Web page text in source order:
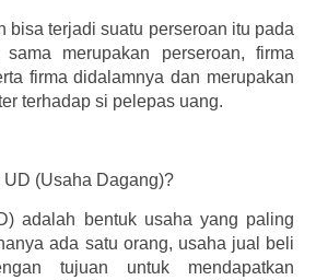
bisa terjadi suatu perseroan itu pada
merupakan perseroan, firma
firma didalamnya dan merupakan
terhadap si pelepas uang.
(Usaha Dagang)?
adalah bentuk usaha yang paling
ada satu orang, usaha jual beli
tujuan untuk mendapatkan